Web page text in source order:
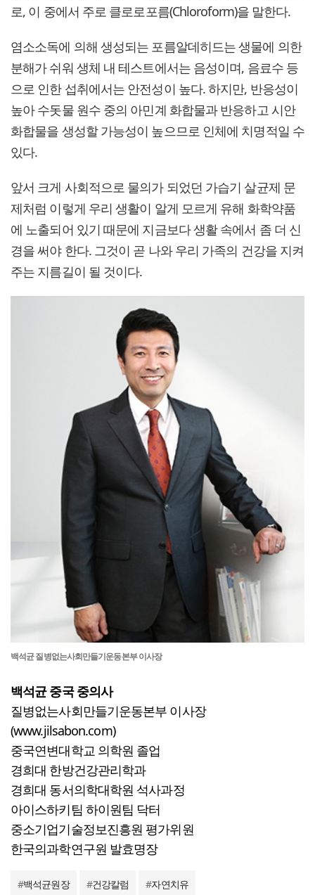
로, 이 중에서 주로 클로로포름(Chloroform)을 말한다.
염소소독에 의해 생성되는 포름알데히드는 생물에 의한
분해가 쉬워 생체 내 테스트에서는 음성이며, 음료수 등
으로 인한 섭취에서는 안전성이 높다. 하지만, 반응성이
높아 수돗물 원수 중의 아민계 화합물과 반응하고 시안
화합물을 생성할 가능성이 높으므로 인체에 치명적일 수
있다.
앞서 크게 사회적으로 물의가 되었던 가습기 살균제 문
제처럼 이렇게 우리 생활이 알게 모르게 유해 화학약품
에 노출되어 있기 때문에 지금보다 생활 속에서 좀 더 신
경을 써야 한다. 그것이 곧 나와 우리 가족의 건강을 지켜
주는 지름길이 될 것이다.
백석균 질병없는사회만들기운동본부 이사장
백석균 중국 중의사
질병없는사회만들기운동본부 이사장
(www.jilsabon.com)
중국연변대학교 의학원 졸업
경희대 한방건강관리학과
경희대 동서의학대학원 석사과정
아이스하키팀 하이원팀 닥터
중소기업기술정보진흥원 평가위원
한국의과학연구원 발효명장
#백석균원장 #건강칼럼 #자연치유